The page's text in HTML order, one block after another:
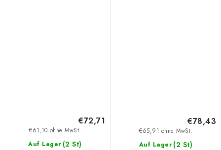
Auf Lager (2 St)
€61,10 ohne MwSt.
€72,71
Auf Lager (2 St)
€65,91 ohne MwSt.
€78,43